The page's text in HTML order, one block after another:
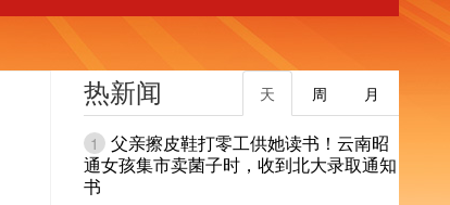
热新闻 月
周
天
1
父亲擦皮鞋打零工供她读书！云南昭
通女孩集市卖菌子时，收到北大录取通知
书